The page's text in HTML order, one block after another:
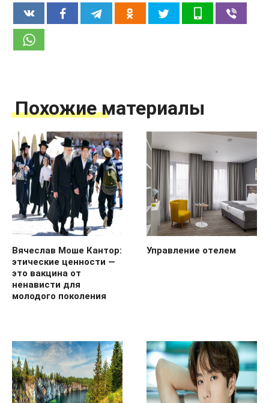
Похожие материалы
Вячеслав Моше Кантор:
этические ценности —
это вакцина от
ненависти для
молодого поколения
Управление отелем